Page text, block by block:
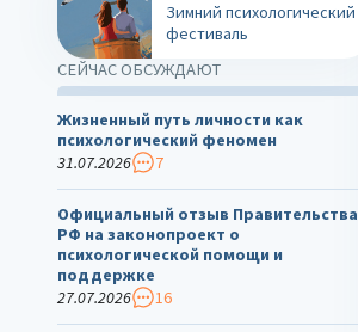
Зимний психологический
фестиваль
СЕЙЧАС ОБСУЖДАЮТ
Жизненный путь личности как
психологический феномен
31.07.2026
7
Официальный отзыв Правительства
РФ на законопроект о
психологической помощи и
поддержке
27.07.2026
16